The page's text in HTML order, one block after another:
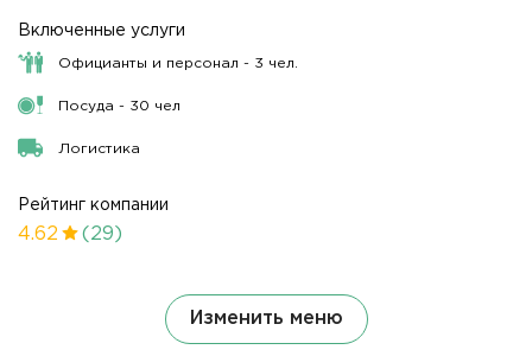
Включенные услуги
Официанты и персонал - 3 чел.
Посуда - 30 чел
Логистика
Рейтинг компании
4.62 (29)
Изменить меню